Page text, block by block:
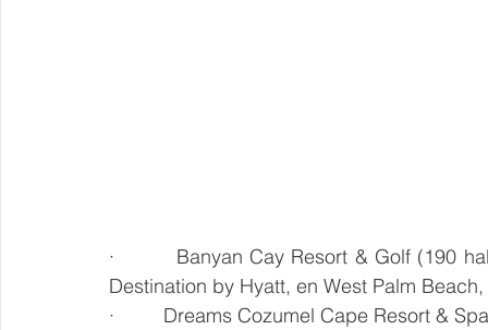
·         Banyan Cay Resort & Golf (190
Destination by Hyatt, en West Palm
·         Dreams Cozumel Cape Resort &